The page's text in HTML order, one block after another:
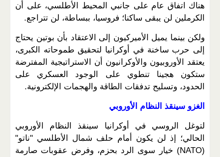
هناك اتفاق عام على جانبي المحيط الأطلسي، على أن
الكرملين لن يبقى ساكنا؛ فروسيا، ببساطة، لن تتراجع.
ولكن بينما يميل الأميركيون إلى الاعتقاد بأن بوتين يحتاج
إلى حرب ساخنة في أوكرانيا لتحقيق طموحاته الكبرى،
يعتقد الأوروبيون والأوكرانيون أن الاستراتيجية المفترضة
ستكون هجينا تنطوي على الوجود العسكري على
الحدود، وتسليح تدفقات الطاقة والهجمات الإلكترونية.
الغزو سينقذ النظام الأوروبي
لتوغل الروسي في أوكرانيا سينقذ النظام الأوروبي
الحالي؛ إذ لن يكون أمام حلف شمال الأطلسي "ناتو"
(NATO) خيار سوى الرد بحزم، وفرض عقوبات صارمة